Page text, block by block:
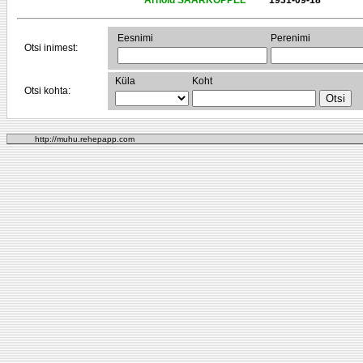
Otsi inimest:
Eesnimi Perenimi
Otsi kohta:
Küla Koht
http://muhu.rehepapp.com